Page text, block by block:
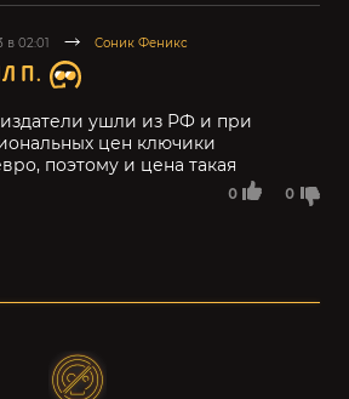
в 02:01 Соник Феникс
П.
0 0
ушли из РФ и при
цен ключики
поэтому и цена такая